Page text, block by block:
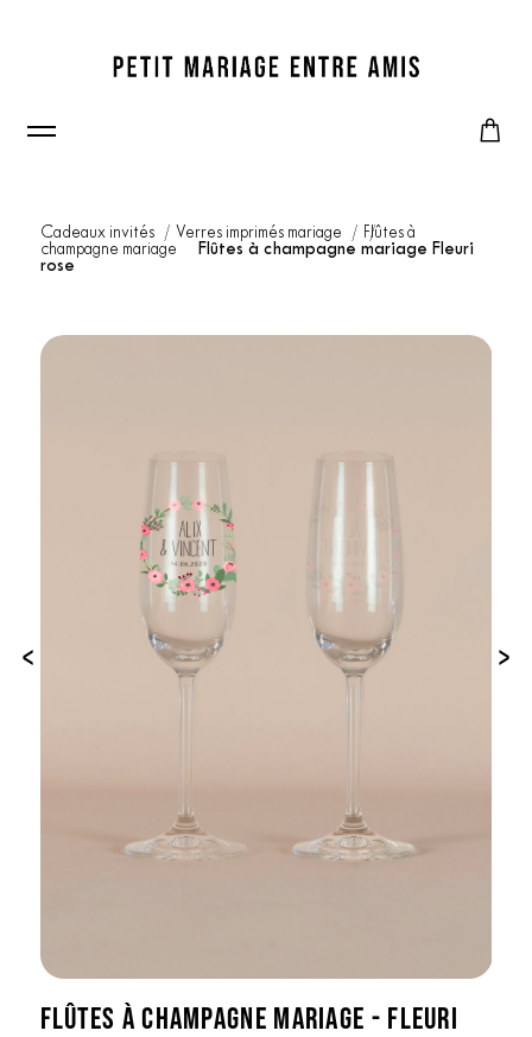
Cadeaux invités Verres imprimés mariage
Flûtes à
champagne mariage
Flûtes à champagne mariage Fleuri
rose
‹ ›
FLÛTES À CHAMPAGNE MARIAGE - FLEURI